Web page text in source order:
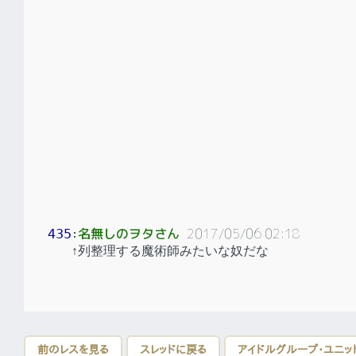
435 ：名無しのヲタさん 2017/05/06 02:18
↑列整理する魔術師みたいな奴だな
前のレスを見る スレッドに戻る アイドルグループ・ユニ